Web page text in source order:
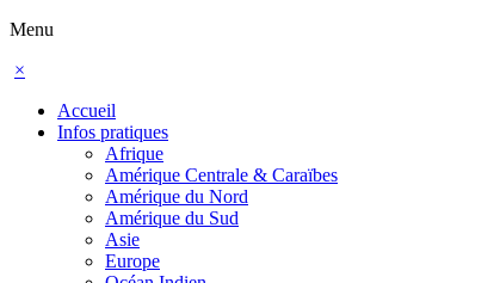
Menu
×
Accueil
Infos pratiques
Afrique
Amérique Centrale & Caraïbes
Amérique du Nord
Amérique du Sud
Asie
Europe